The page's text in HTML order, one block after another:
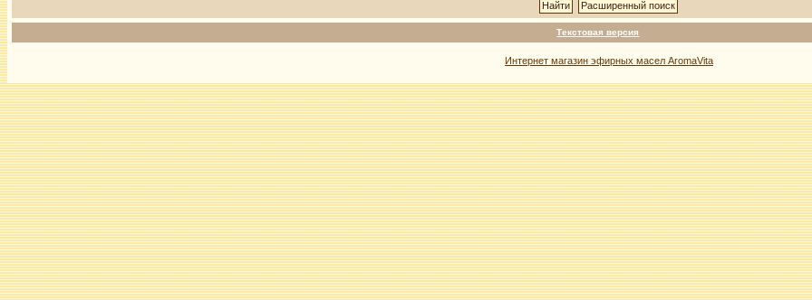
Текстовая версия
Интернет магазин эфирных масел AromaVita